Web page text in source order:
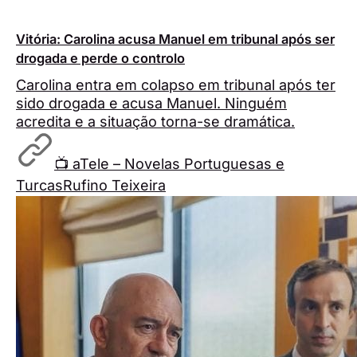
Vitória: Carolina acusa Manuel em tribunal após ser
drogada e perde o controlo
Carolina entra em colapso em tribunal após ter
sido drogada e acusa Manuel. Ninguém
acredita e a situação torna-se dramática.
📺 aTele – Novelas Portuguesas e
TurcasRufino Teixeira